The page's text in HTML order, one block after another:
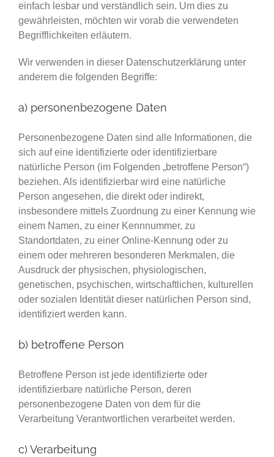
einfach lesbar und verständlich sein. Um dies zu
gewährleisten, möchten wir vorab die verwendeten
Begrifflichkeiten erläutern.
Wir verwenden in dieser Datenschutzerklärung unter
anderem die folgenden Begriffe:
a) personenbezogene Daten
Personenbezogene Daten sind alle Informationen, die
sich auf eine identifizierte oder identifizierbare
natürliche Person (im Folgenden „betroffene Person“)
beziehen. Als identifizierbar wird eine natürliche
Person angesehen, die direkt oder indirekt,
insbesondere mittels Zuordnung zu einer Kennung wie
einem Namen, zu einer Kennnummer, zu
Standortdaten, zu einer Online-Kennung oder zu
einem oder mehreren besonderen Merkmalen, die
Ausdruck der physischen, physiologischen,
genetischen, psychischen, wirtschaftlichen, kulturellen
oder sozialen Identität dieser natürlichen Person sind,
identifiziert werden kann.
b) betroffene Person
Betroffene Person ist jede identifizierte oder
identifizierbare natürliche Person, deren
personenbezogene Daten von dem für die
Verarbeitung Verantwortlichen verarbeitet werden.
c) Verarbeitung